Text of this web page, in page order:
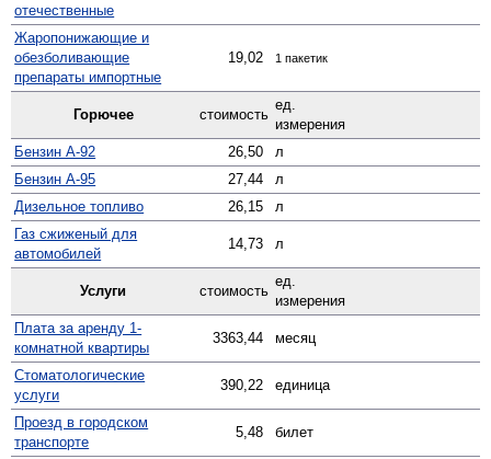
отечественные
Жаро­понижающие и
обезболивающие
препараты импортные
19,02 1 пакетик
Горючее стоимость
ед.
измерения
Бензин А-92
26,50
л
Бензин А-95
27,44
л
Дизельное топливо
26,15
л
Газ сжиженый для
автомобилей
14,73 л
Услуги стоимость
ед.
измерения
Плата за аренду 1-
комнатной квартиры
3363,44 месяц
Стомато­логические
услуги
390,22 единица
Проезд в городском
транспорте
5,48 билет